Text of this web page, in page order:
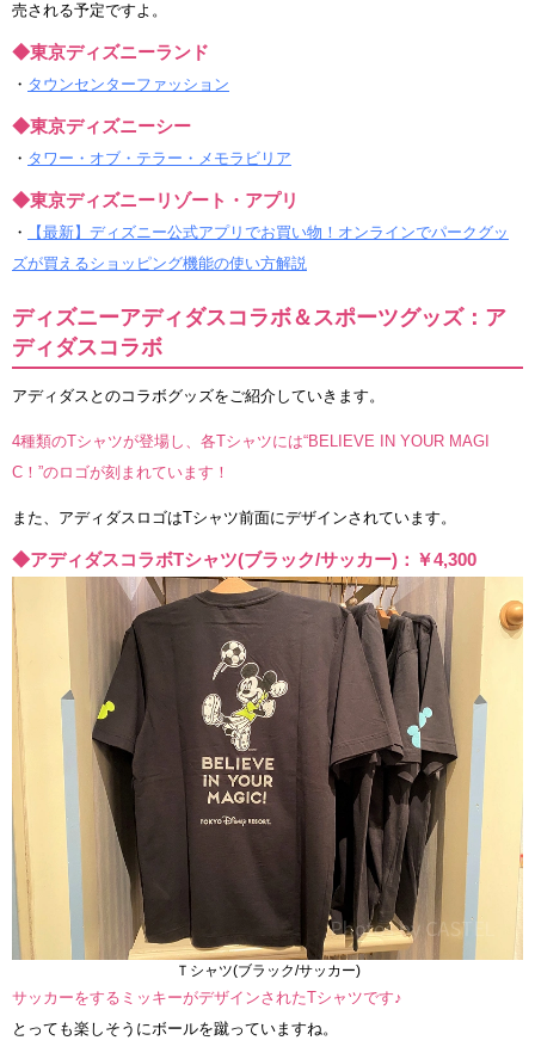
売される予定ですよ。
◆東京ディズニーランド
・ タウンセンターファッション
◆東京ディズニーシー
・ タワー・オブ・テラー・メモラビリア
◆東京ディズニーリゾート・アプリ
・
【最新】ディズニー公式アプリでお買い物！オンラインでパークグッ
ズが買えるショッピング機能の使い方解説
ディズニーアディダスコラボ＆スポーツグッズ：ア
ディダスコラボ
アディダスとのコラボグッズをご紹介していきます。
4種類のTシャツが登場し、各Tシャツには“BELIEVE IN YOUR MAGI
C！”のロゴが刻まれています！
また、アディダスロゴはTシャツ前面にデザインされています。
◆アディダスコラボTシャツ(ブラック/サッカー)：￥4,300
Ｔシャツ(ブラック/サッカー)
サッカーをするミッキーがデザインされたTシャツです♪
とっても楽しそうにボールを蹴っていますね。